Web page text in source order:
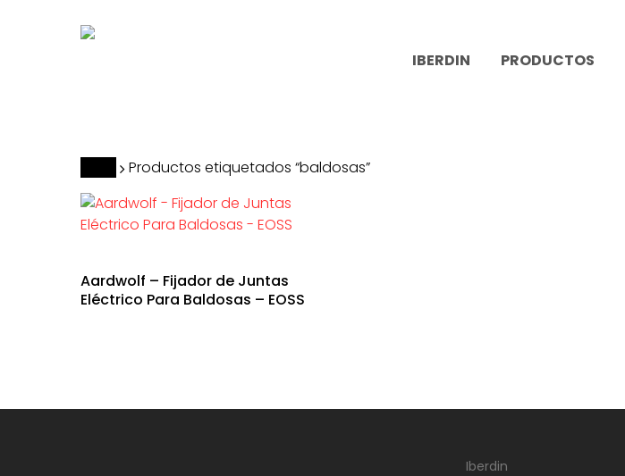
Hit enter to search or ESC to close
IBERDIN PRODUCTOS
Productos etiquetados “baldosas”
Aardwolf – Fijador de Juntas
Eléctrico Para Baldosas – EOSS
Iberdin